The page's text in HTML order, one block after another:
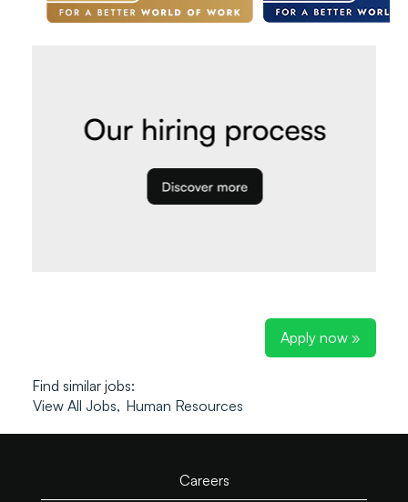
Apply now »
Find similar jobs:
View All Jobs, Human Resources
Careers